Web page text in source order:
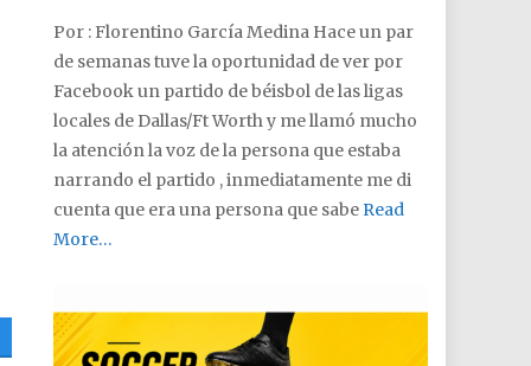
Por : Florentino García Medina Hace un par
de semanas tuve la oportunidad de ver por
Facebook un partido de béisbol de las ligas
locales de Dallas/Ft Worth y me llamó mucho
la atención la voz de la persona que estaba
narrando el partido , inmediatamente me di
cuenta que era una persona que sabe Read
More…